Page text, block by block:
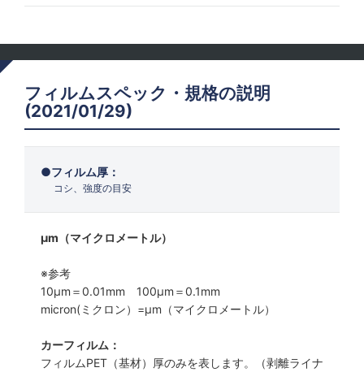
フィルムスペック・規格の説明
(2021/01/29)
フィルム厚：
コシ、強度の目安
μm（マイクロメートル）
※参考
10μm＝0.01mm 100μm＝0.1mm
micron(ミクロン）=µm（マイクロメートル）
カーフィルム：
フィルムPET（基材）厚のみを表します。（剥離ライナ